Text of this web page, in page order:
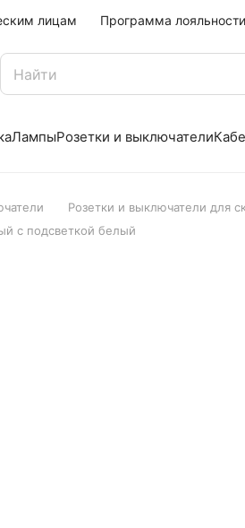
лицам Программа лояльности
ЛампыРозетки и выключатели
Розетки и выключатели для
с подсветкой белый